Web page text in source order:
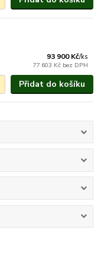
93 900 Kč/ks
77 603 Kč bez DPH
Přidat do košíku